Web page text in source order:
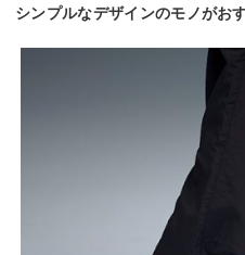
シンプルなデザインのモノがお